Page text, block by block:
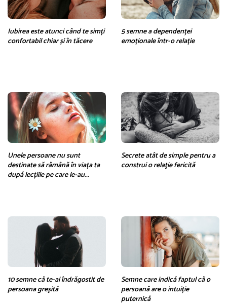
Iubirea este atunci când te simți
confortabil chiar și în tăcere
5 semne a dependenței
emoționale într-o relație
Unele persoane nu sunt
destinate să rămână în viața ta
după lecțiile pe care le-au...
Secrete atât de simple pentru a
construi o relaţie fericită
10 semne că te-ai îndrăgostit de
persoana greşită
Semne care indică faptul că o
persoană are o intuiție
puternică